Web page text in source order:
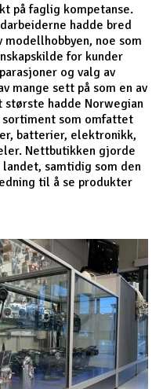
på faglig kompetanse.
hadde bred
noe som
for kunder
og valg av
mange sett på som en av
største hadde Norwegian
som omfattet
batterier, elektronikk,
Nettbutikken gjorde
samtidig som den
til å se produkter